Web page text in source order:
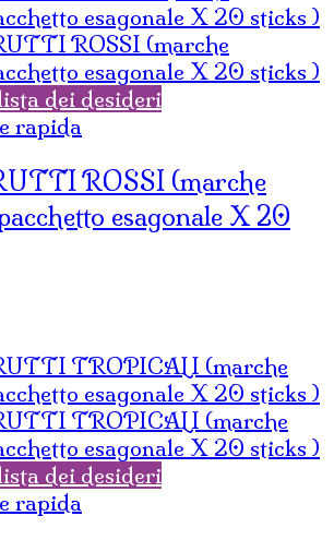
dei desideri
rapida
ROSSI (marche
esagonale X 20
dei desideri
rapida